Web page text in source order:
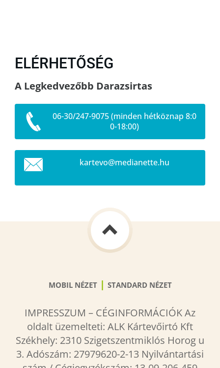
ELÉRHETŐSÉG
A Legkedvezőbb Darazsirtas
06-30/247-9075 (minden hétköznap 8:0
0-18:00)
kartevo@medianette.hu
MOBIL NÉZET | STANDARD NÉZET
IMPRESSZUM – CÉGINFORMÁCIÓK Az
oldalt üzemelteti: ALK Kártevőirtó Kft
Székhely: 2310 Szigetszentmiklós Horog u
3. Adószám: 27979620-2-13 Nyilvántartási